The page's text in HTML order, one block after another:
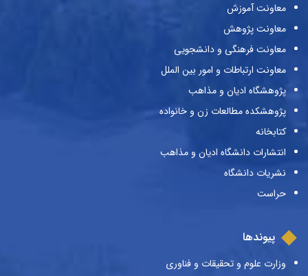
معاونت آموزش
معاونت پژوهش
معاونت فرهنگی و دانشجویی
معاونت ارتباطات و امور بین الملل
پژوهشگاه ادیان و مذاهب
پژوهشکده مطالعات زن و خانواده
کتابخانه
انتشارات دانشگاه ادیان و مذاهب
نشریات دانشگاه
حراست
پیوندها
وزارت علوم و تحقیقات و فناوری